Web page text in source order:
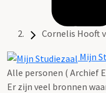
Cornelis Hooft
Mijn
Alle personen ( Archief
Er zijn veel bronnen